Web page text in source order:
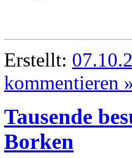
Erstellt:
kommentieren
Tausende
Borken